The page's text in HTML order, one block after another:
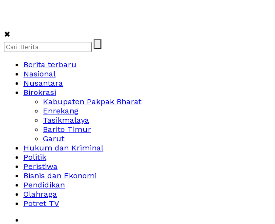
✖
Berita terbaru
Nasional
Nusantara
Birokrasi
Kabupaten Pakpak Bharat
Enrekang
Tasikmalaya
Barito Timur
Garut
Hukum dan Kriminal
Politik
Peristiwa
Bisnis dan Ekonomi
Pendidikan
Olahraga
Potret TV